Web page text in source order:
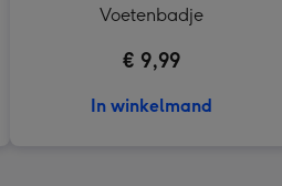
Voetenbadje
€ 9,99
In winkelmand